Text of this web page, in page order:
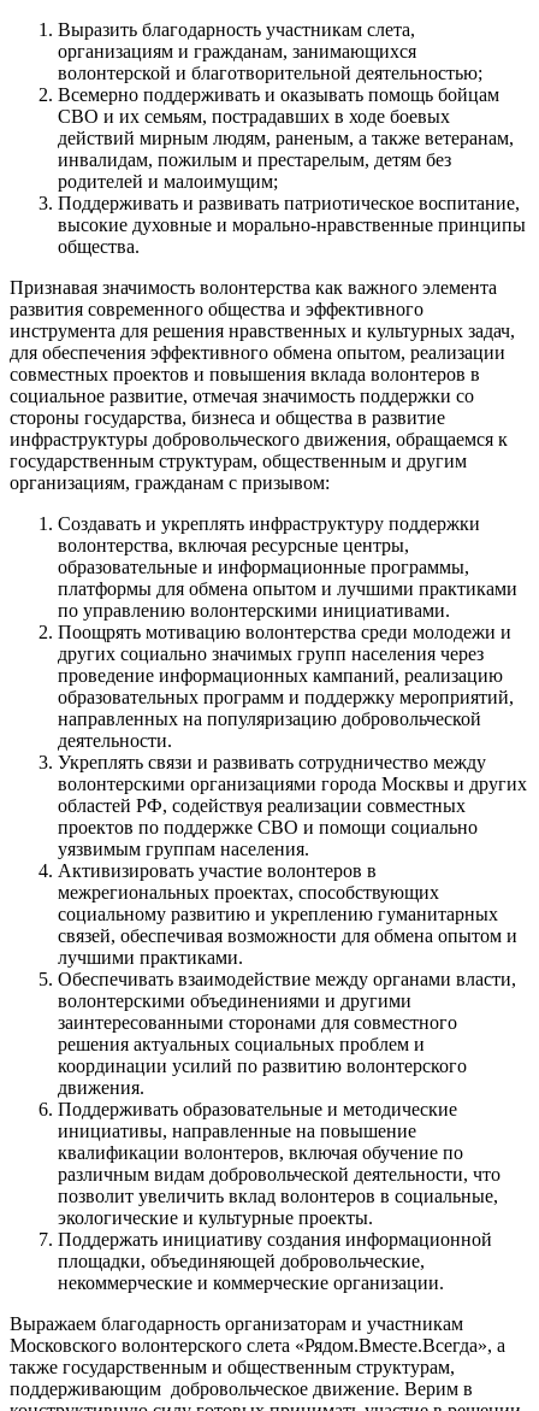
Выразить благодарность участникам слета,
организациям и гражданам, занимающихся
волонтерской и благотворительной деятельностью;
Всемерно поддерживать и оказывать помощь бойцам
СВО и их семьям, пострадавших в ходе боевых
действий мирным людям, раненым, а также ветеранам,
инвалидам, пожилым и престарелым, детям без
родителей и малоимущим;
Поддерживать и развивать патриотическое воспитание,
высокие духовные и морально-нравственные принципы
общества.
Признавая значимость волонтерства как важного элемента
развития современного общества и эффективного
инструмента для решения нравственных и культурных задач,
для обеспечения эффективного обмена опытом, реализации
совместных проектов и повышения вклада волонтеров в
социальное развитие, отмечая значимость поддержки со
стороны государства, бизнеса и общества в развитие
инфраструктуры добровольческого движения, обращаемся к
государственным структурам, общественным и другим
организациям, гражданам с призывом:
Создавать и укреплять инфраструктуру поддержки
волонтерства, включая ресурсные центры,
образовательные и информационные программы,
платформы для обмена опытом и лучшими практиками
по управлению волонтерскими инициативами.
Поощрять мотивацию волонтерства среди молодежи и
других социально значимых групп населения через
проведение информационных кампаний, реализацию
образовательных программ и поддержку мероприятий,
направленных на популяризацию добровольческой
деятельности.
Укреплять связи и развивать сотрудничество между
волонтерскими организациями города Москвы и других
областей РФ, содействуя реализации совместных
проектов по поддержке СВО и помощи социально
уязвимым группам населения.
Активизировать участие волонтеров в
межрегиональных проектах, способствующих
социальному развитию и укреплению гуманитарных
связей, обеспечивая возможности для обмена опытом и
лучшими практиками.
Обеспечивать взаимодействие между органами власти,
волонтерскими объединениями и другими
заинтересованными сторонами для совместного
решения актуальных социальных проблем и
координации усилий по развитию волонтерского
движения.
Поддерживать образовательные и методические
инициативы, направленные на повышение
квалификации волонтеров, включая обучение по
различным видам добровольческой деятельности, что
позволит увеличить вклад волонтеров в социальные,
экологические и культурные проекты.
Поддержать инициативу создания информационной
площадки, объединяющей добровольческие,
некоммерческие и коммерческие организации.
Выражаем благодарность организаторам и участникам
Московского волонтерского слета «Рядом.Вместе.Всегда», а
также государственным и общественным структурам,
поддерживающим добровольческое движение. Верим в